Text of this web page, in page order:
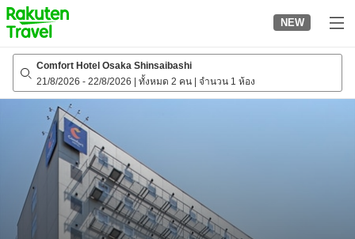
to
top
page
NEW
Comfort Hotel Osaka Shinsaibashi
21/8/2026 - 22/8/2026 ทั้งหมด 2 คน จำนวน 1 ห้อง